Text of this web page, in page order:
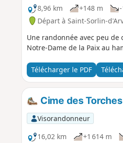
8,96 km
+148 m
Départ à Saint-Sorlin-
Une randonnée avec peu
Notre-Dame de la Paix au
Télécharger le PDF
Cime des
Visorandonneur
16,02 km
+1 614 m